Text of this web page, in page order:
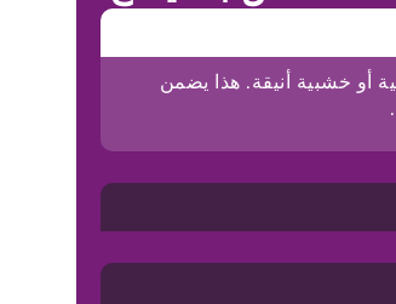
أو خشبية أنيقة. هذا يضمن